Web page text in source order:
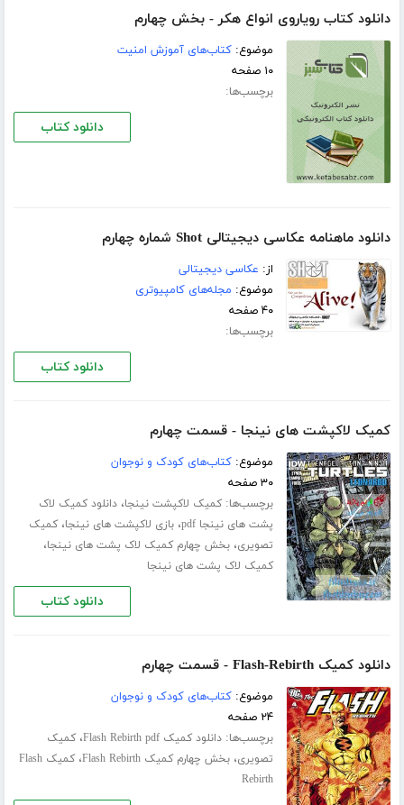
دانلود کتاب رویاروی انواع هکر - بخش چهارم
موضوع:کتاب‌های آموزش امنیت
۱۰ صفحه
برچسب‌ها:
دانلود کتاب
دانلود ماهنامه عکاسی دیجیتالی Shot شماره چهارم
از: عکاسی دیجیتالی
موضوع: مجله‌های کامپیوتری
۴۰ صفحه
برچسب‌ها:
دانلود کتاب
کمیک لاکپشت های نینجا - قسمت چهارم
موضوع:کتاب‌های کودک و نوجوان
۳۰ صفحه
برچسب‌ها:کمیک لاکپشت نینجا،دانلود کمیک لاک
پشت های نینجا pdf
،بازی لاکپشت های نینجا،کمیک
تصویری،بخش چهارم کمیک لاک پشت های نینجا،
کمیک لاک پشت های نینجا
دانلود کتاب
دانلود کمیک Flash-Rebirth - قسمت چهارم
موضوع:کتاب‌های کودک و نوجوان
۲۴ صفحه
برچسب‌ها:دانلود کمیک Flash Rebirth pdf ،کمیک
تصویری،بخش چهارم کمیک Flash Rebirth ،
کمیک Flash
Rebirth